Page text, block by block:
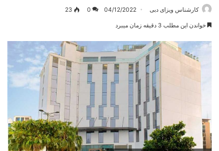
کارشناس ویزای دبی 04/12/2022
0
23
خواندن این مطلب 3 دقیقه زمان میبرد